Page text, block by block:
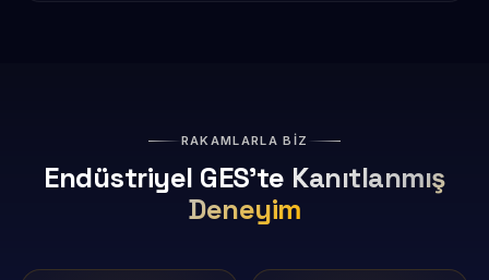
RAKAMLARLA BİZ
Endüstriyel GES'te Kanıtlanmış
Deneyim